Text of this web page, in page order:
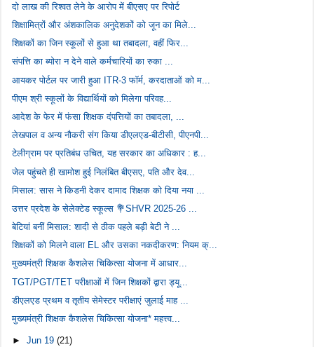
दो लाख की रिश्वत लेने के आरोप में बीएसए पर रिपोर्ट
शिक्षामित्रों और अंशकालिक अनुदेशकों को जून का मिले...
शिक्षकों का जिन स्कूलों से हुआ था तबादला, वहीं फिर...
संपत्ति का ब्योरा न देने वाले कर्मचारियों का रुका ...
आयकर पोर्टल पर जारी हुआ ITR-3 फॉर्म, करदाताओं को म...
पीएम श्री स्कूलों के विद्यार्थियों को मिलेगा परिवह...
आदेश के फेर में फंसा शिक्षक दंपत्तियों का तबादला, ...
लेखपाल व अन्य नौकरी संग किया डीएलएड-बीटीसी, पीएनपी...
टेलीग्राम पर प्रतिबंध उचित, यह सरकार का अधिकार : ह...
जेल पहुंचते ही खामोश हुई निलंबित बीएसए, पति और देव...
मिसाल: सास ने किडनी देकर दामाद शिक्षक को दिया नया ...
उत्तर प्रदेश के सेलेक्टेड स्कूल्स 💐SHVR 2025-26 ...
बेटियां बनीं मिसाल: शादी से ठीक पहले बड़ी बेटी ने ...
शिक्षकों को मिलने वाला EL और उसका नकदीकरण: नियम क्...
मुख्यमंत्री शिक्षक कैशलेस चिकित्सा योजना में आधार...
TGT/PGT/TET परीक्षाओं में जिन शिक्षकों द्वारा ड्यू...
डीएलएड प्रथम व तृतीय सेमेस्टर परीक्षाएं जुलाई माह ...
मुख्यमंत्री शिक्षक कैशलेस चिकित्सा योजना* महत्त्व...
►Jun 19(21)